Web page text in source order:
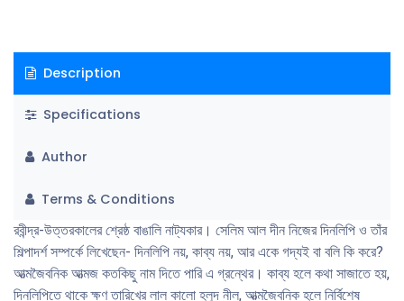
না। কারণ তাঁর মধ্যে নাটক বা কবিতার অতিরিক্ত দ্যোতনা নেই। প্রতিটি শিল্পকর্মের
মধ্যে আমি সেই চূড়ান্তের গন্ধ পাই যেখানে চলেছে আদি কুমারের চাকের ঘুর্নন ।
বিভাজনের নিয়ম জানব-চূড়ান্ত ঐক্যকে জানব না ও কেমন কথা?
Description
Specifications
Author
Terms & Conditions
রবীন্দ্র-উত্তরকালের শ্রেষ্ঠ বাঙালি নাট্যকার। সেলিম আল দীন নিজের দিনলিপি ও তাঁর
শিল্পাদর্শ সম্পর্কে লিখেছেন- দিনলিপি নয়, কাব্য নয়, আর একে গদ্যই বা বলি কি করে?
আত্মজৈবনিক আত্মজ কতকিছু নাম দিতে পারি এ গ্রন্থের। কাব্য হলে কথা সাজাতে হয়,
দিনলিপিতে থাকে ক্ষণ তারিখের লাল কালাে হলুদ নীল, আত্মজৈবনিক হলে নির্বিশেষ